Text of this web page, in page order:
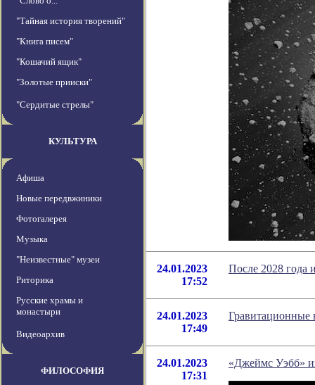
"Тайная история творений"
"Книга писем"
"Кошачий ящик"
"Золотые прииски"
"Сердитые стрелы"
КУЛЬТУРА
Афиша
Новые передвжиники
Фотогалерея
Музыка
"Неизвестные" музеи
Риторика
Русские храмы и
монастыри
Видеоархив
ФИЛОСОФИЯ
24.01.2023
17:52
После 2028 года
24.01.2023
17:49
Гравитационные
24.01.2023
17:31
«Джеймс Уэбб»